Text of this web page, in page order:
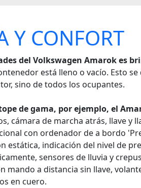
Y CONFORT
del Volkswagen Amarok
está lleno o vacío. Esto
sino de todos los ocupantes.
de gama, por ejemplo, el
cámara de marcha atrás, llave
con ordenador de a bordo
estática, indicación del nivel de
sensores de lluvia y
mando a distancia sin llave,
en cuero.